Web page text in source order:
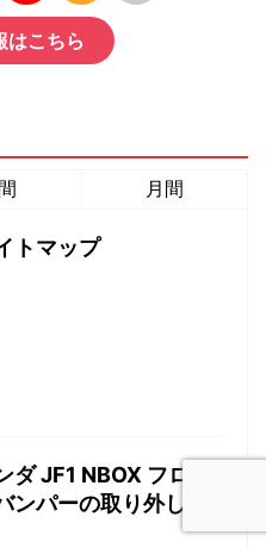
はこちら
月間
トマップ
ダ JF1 NBOX フロン
ンパーの取り外し方